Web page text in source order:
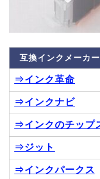
互換インクメーカー
⇒インク革命
⇒インクナビ
⇒インクのチップ
⇒ジット
⇒インクパークス